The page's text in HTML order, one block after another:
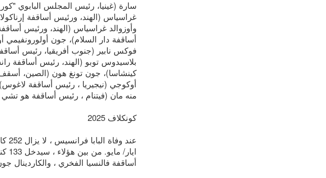
سارة (غينيا، رئيس المجلس البابوي "كور
غراسياس (الهند، ورئيس أساقفة
وأوزوالد غراسياس (الهند، ورئيس
أساقفة دار السلام)، جون أولورونفيمي
فوكس نابير (جنوب أفريقيا، رئيس
بلاسيدوس توبو (الهند، رئيس أساقفة
كينشاسا)، جون تونغ هون (الصين، أسقف
أوكوجي (نيجيريا ، رئيس أساقفة
منه مان (فيتنام ، رئيس أساقفة هو
كونكلاف 2025
أساقفة فالنسيا الفخري ،